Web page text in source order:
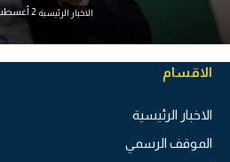
الاخبار الرئيسية 2 أغسطس، 2026
الاقسام
الاخبار الرئيسية
الموقف الرسمي